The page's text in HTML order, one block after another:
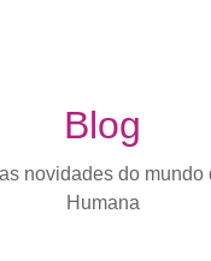
Blog
novidades do mundo
Humana